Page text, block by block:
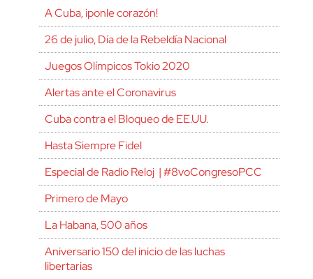
A Cuba, ¡ponle corazón!
26 de julio, Día de la Rebeldía Nacional
Juegos Olímpicos Tokio 2020
Alertas ante el Coronavirus
Cuba contra el Bloqueo de EE.UU.
Hasta Siempre Fidel
Especial de Radio Reloj | #8voCongresoPCC
Primero de Mayo
La Habana, 500 años
Aniversario 150 del inicio de las luchas
libertarias